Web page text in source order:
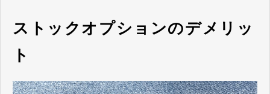
ストックオプションのデメリッ
ト